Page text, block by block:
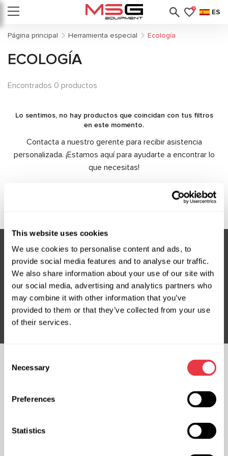
This website uses cookies
We use cookies to personalise content and ads, to
provide social media features and to analyse our traffic.
We also share information about your use of our site with
our social media, advertising and analytics partners who
may combine it with other information that you’ve
provided to them or that they’ve collected from your use
of their services.
Selection
Necessary
Preferences
Statistics
0 ES
Página principal Herramienta especial Ecología
ECOLOGÍA
Encontrados 0 productos
Lo sentimos, no hay productos que coincidan con tus filtros
en este momento.
Contacta a nuestro gerente para recibir asistencia
personalizada. ¡Estamos aquí para ayudarte a encontrar lo
que necesitas!
Suscríbete a nuestro boletín
No te pierdas ofertas exclusivas y descuentos
Suscribirse
CHATEA CON
Oficina de representación en
Ucrania
Oficina de representación en